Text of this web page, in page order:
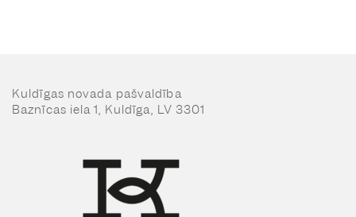
Kuldīgas novada pašvaldība
Baznīcas iela 1, Kuldīga, LV 3301